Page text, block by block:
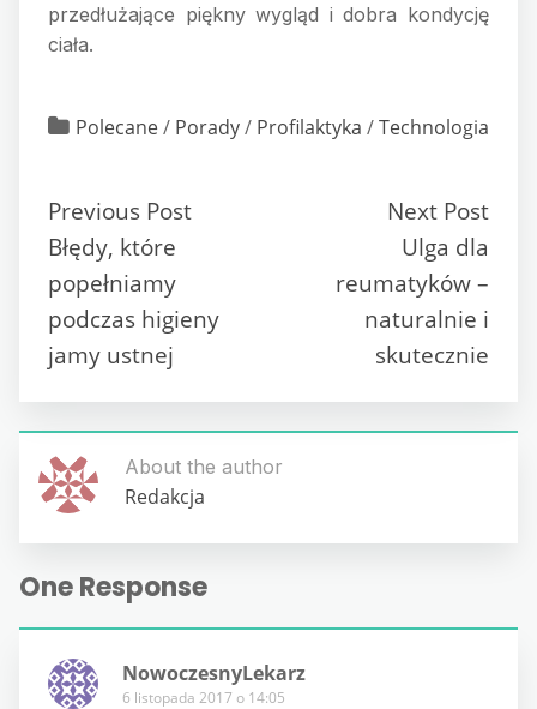
przedłużające piękny wygląd i dobra kondycję
ciała.
Polecane/ Porady/ Profilaktyka /Technologia
Previous Post
Błędy, które
popełniamy
podczas higieny
jamy ustnej
Next Post
Ulga dla
reumatyków –
naturalnie i
skutecznie
About the author
Redakcja
One Response
NowoczesnyLekarz
6 listopada 2017 o 14:05